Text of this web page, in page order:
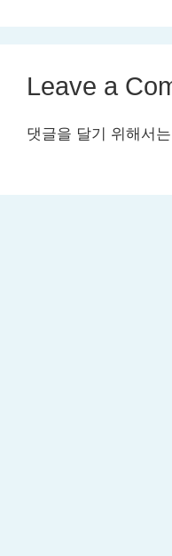
Leave a
댓글을 달기 위해서는